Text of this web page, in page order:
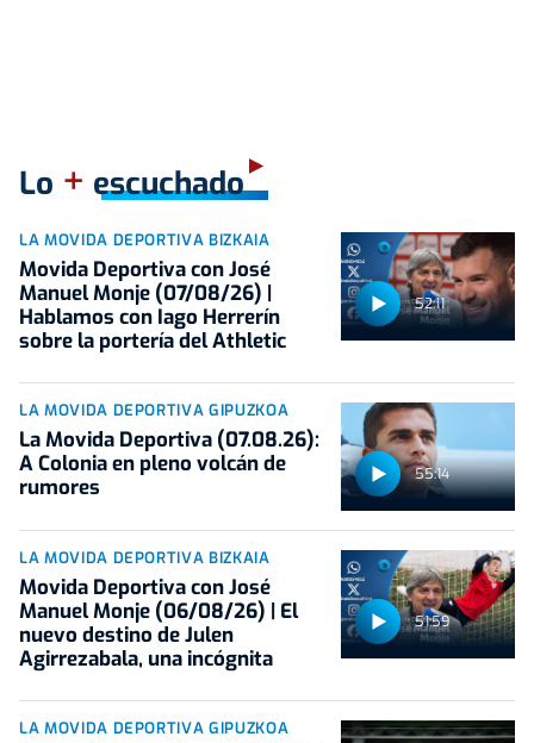
Lo + escuchado
52:11
LA MOVIDA DEPORTIVA BIZKAIA
Movida Deportiva con José
Manuel Monje (07/08/26) |
Hablamos con Iago Herrerín
sobre la portería del Athletic
55:14
LA MOVIDA DEPORTIVA GIPUZKOA
La Movida Deportiva (07.08.26):
A Colonia en pleno volcán de
rumores
51:59
LA MOVIDA DEPORTIVA BIZKAIA
Movida Deportiva con José
Manuel Monje (06/08/26) | El
nuevo destino de Julen
Agirrezabala, una incógnita
LA MOVIDA DEPORTIVA GIPUZKOA